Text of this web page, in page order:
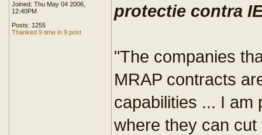
Joined: Thu May 04 2006,
12:40PM
Posts: 1255
Thanked 9 time in 9 post
protectie contra
"The companies
MRAP contracts
capabilities ... I am
where they can